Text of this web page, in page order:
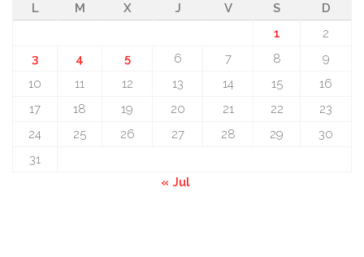
L
M X J V S
D
1
2
3
4 5 6 7 8
9
10
11 12 13 14 15
16
17
18 19 20 21 22
23
24
25 26 27 28 29
30
31
« Jul